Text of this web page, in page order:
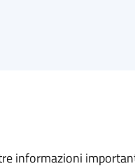
informazioni